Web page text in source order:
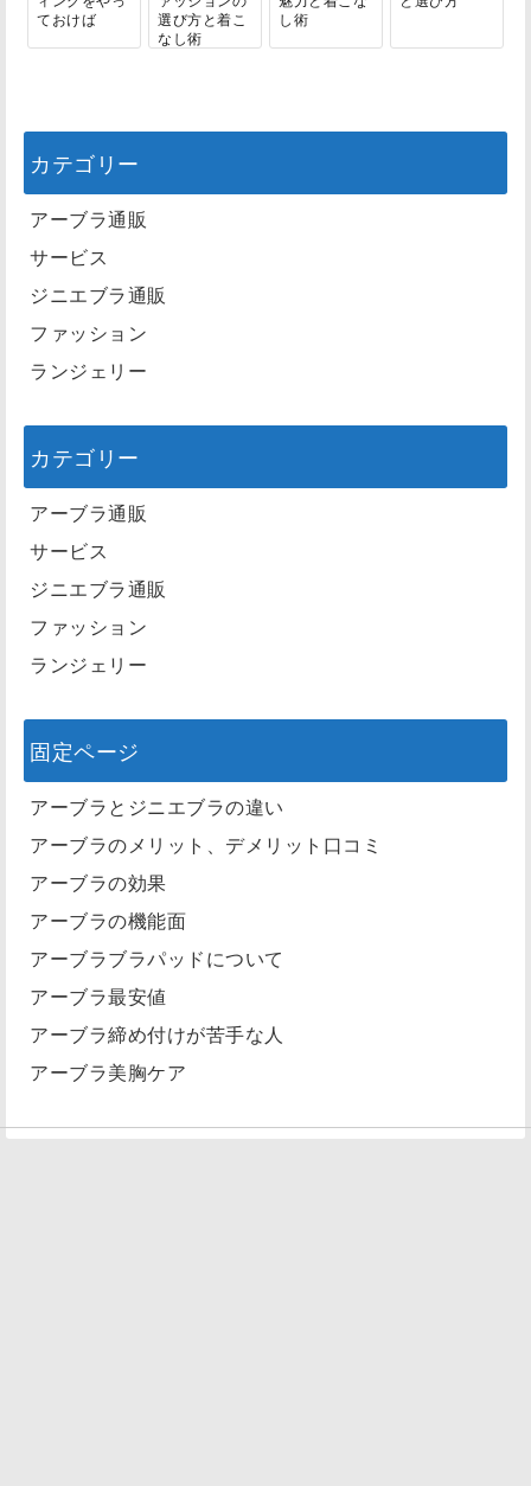
ておけば
選び方と着こ
なし術
し術
カテゴリー
アーブラ通販
サービス
ジニエブラ通販
ファッション
ランジェリー
カテゴリー
アーブラ通販
サービス
ジニエブラ通販
ファッション
ランジェリー
固定ページ
アーブラとジニエブラの違い
アーブラのメリット、デメリット口コミ
アーブラの効果
アーブラの機能面
アーブラブラパッドについて
アーブラ最安値
アーブラ締め付けが苦手な人
アーブラ美胸ケア